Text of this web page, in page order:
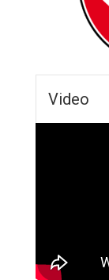
Video